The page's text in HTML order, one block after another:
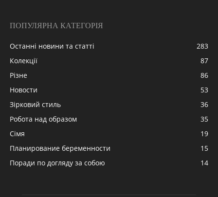
ПОПУЛЯРНА КАТЕГОРІЯ
Останні новини та статті
283
Колекції
87
Різне
86
Новости
53
Зірковий стиль
36
Робота над образом
35
Сімя
19
Планирование беременности
15
Поради по догляду за собою
14